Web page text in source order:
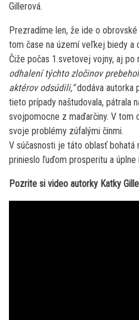
Gillerová.
Prezradíme len, že ide o
tom čase na území veľkej biedy a
Čiže počas 1.svetovej vojny, aj po
odhalení týchto zločinov
aktérov odsúdili,“dodáva autorka
tieto prípady naštudovala, pátrala
svojpomocne z maďarčiny. V tom
svoje problémy zúfalými činmi.
V súčasnosti je táto oblasť bohatá
prinieslo ľuďom prosperitu a
Pozrite si video autorky Katky